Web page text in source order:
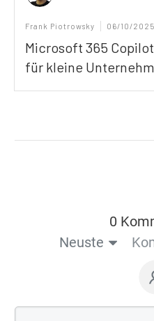
Frank Piotrowsky 06/10/2025
Microsoft 365
für kleine
0
Neuste